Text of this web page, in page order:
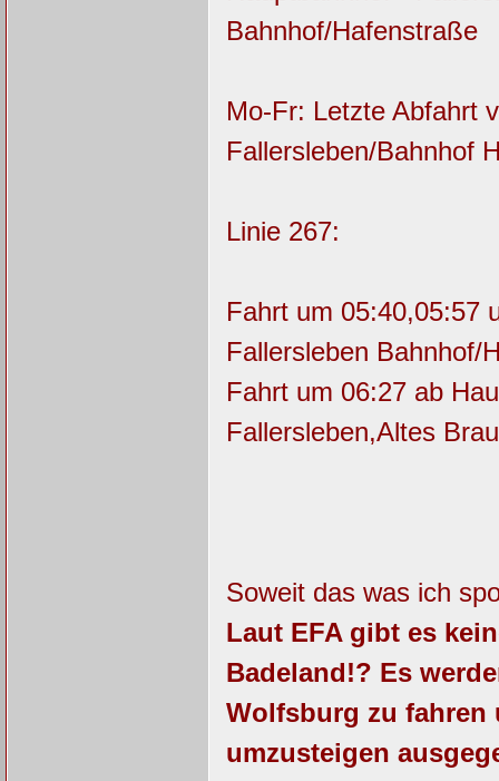
Bahnhof/Hafenstraße
Mo-Fr: Letzte Abfahrt
Fallersleben/Bahnhof
Linie 267:
Fahrt um 05:40,05:57
Fallersleben Bahnhof/
Fahrt um 06:27 ab
Fallersleben,Altes
Soweit das was ich
Laut EFA gibt es
Badeland!? Es
Wolfsburg zu fahren
umzusteigen